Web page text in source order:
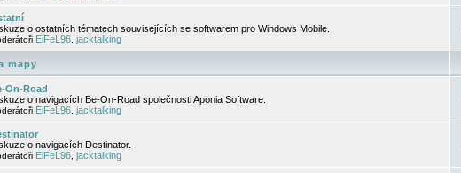
o ostatních tématech souvisejících se softwarem pro Windows Mobile.
EiFeL96 jacktalking
mapy
On-Road
o navigacích Be-On-Road společnosti Aponia Software.
EiFeL96 jacktalking
o navigacích Destinator.
EiFeL96 jacktalking